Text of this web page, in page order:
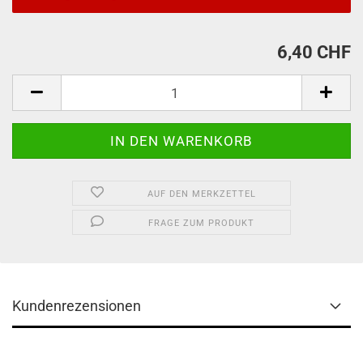
6,40 CHF
AUF DEN MERKZETTEL
FRAGE ZUM PRODUKT
Kundenrezensionen